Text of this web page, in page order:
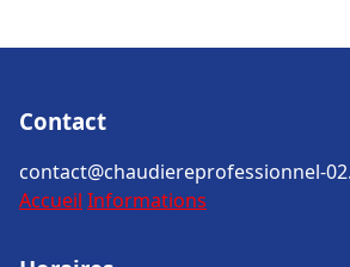
Contact
contact@chaudiereprofessionnel-
Accueil Informations